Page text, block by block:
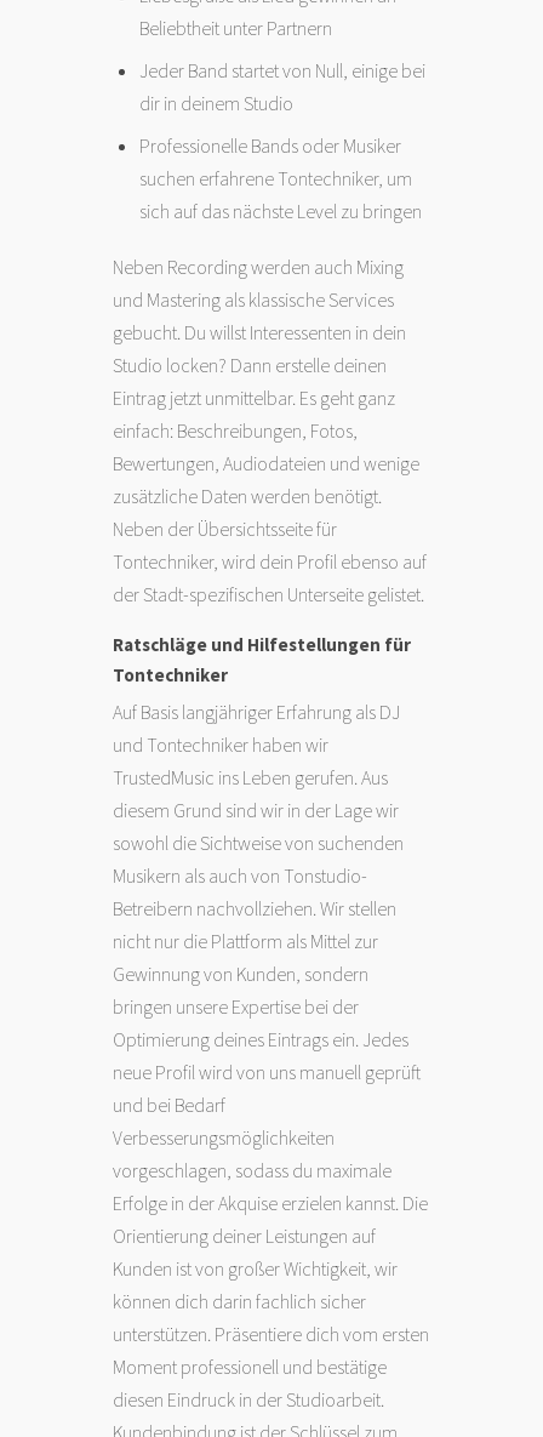
Beliebtheit unter Partnern
Jeder Band startet von Null, einige bei
dir in deinem Studio
Professionelle Bands oder Musiker
suchen erfahrene Tontechniker, um
sich auf das nächste Level zu bringen
Neben Recording werden auch Mixing
und Mastering als klassische Services
gebucht. Du willst Interessenten in dein
Studio locken? Dann erstelle deinen
Eintrag jetzt unmittelbar. Es geht ganz
einfach: Beschreibungen, Fotos,
Bewertungen, Audiodateien und wenige
zusätzliche Daten werden benötigt.
Neben der Übersichtsseite für
Tontechniker, wird dein Profil ebenso auf
der Stadt-spezifischen Unterseite gelistet.
Ratschläge und Hilfestellungen für
Tontechniker
Auf Basis langjähriger Erfahrung als DJ
und Tontechniker haben wir
TrustedMusic ins Leben gerufen. Aus
diesem Grund sind wir in der Lage wir
sowohl die Sichtweise von suchenden
Musikern als auch von Tonstudio-
Betreibern nachvollziehen. Wir stellen
nicht nur die Plattform als Mittel zur
Gewinnung von Kunden, sondern
bringen unsere Expertise bei der
Optimierung deines Eintrags ein. Jedes
neue Profil wird von uns manuell geprüft
und bei Bedarf
Verbesserungsmöglichkeiten
vorgeschlagen, sodass du maximale
Erfolge in der Akquise erzielen kannst. Die
Orientierung deiner Leistungen auf
Kunden ist von großer Wichtigkeit, wir
können dich darin fachlich sicher
unterstützen. Präsentiere dich vom ersten
Moment professionell und bestätige
diesen Eindruck in der Studioarbeit.
Kundenbindung ist der Schlüssel zum